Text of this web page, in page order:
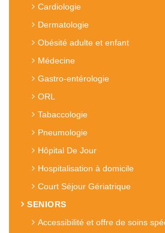
Cardiologie
Dermatologie
Obésité adulte et enfant
Médecine
Gastro-entérologie
ORL
Tabaccologie
Pneumologie
Hôpital De Jour
Hospitalisation à domicile
Court Séjour Gériatrique
SENIORS
Accessibilité et offre de soins